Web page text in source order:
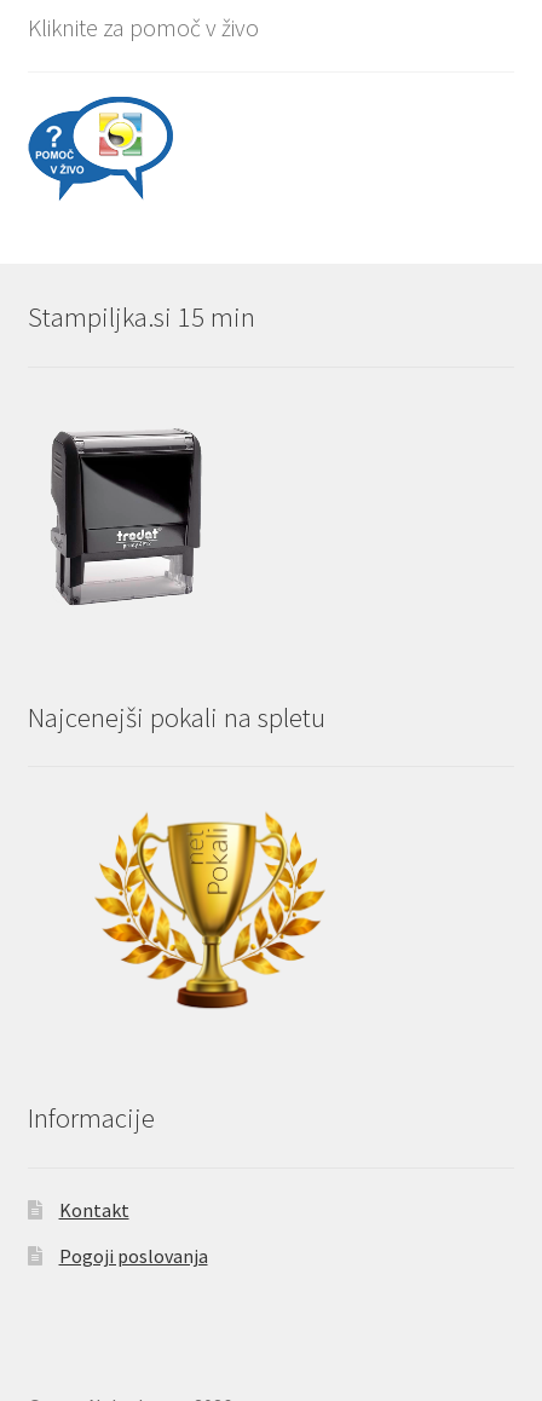
Kliknite za pomoč v živo
Stampiljka.si 15 min
Najcenejši pokali na spletu
Informacije
Kontakt
Pogoji poslovanja